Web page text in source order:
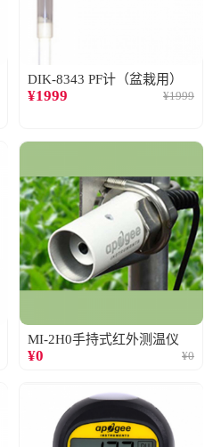
DIK-8343 PF计（盆栽用）
¥1999 ¥1999
MI-2H0手持式红外测温仪
¥0 ¥0